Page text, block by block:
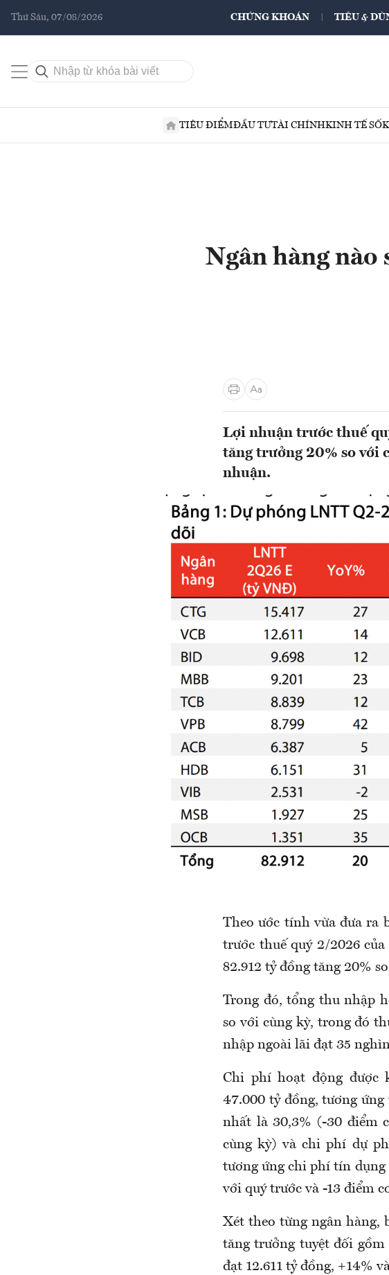
Thứ Sáu, 07/08/2026 CHỨNG KHOÁN TIÊU &
TIÊU ĐIỂMĐẦU TƯTÀI CHÍNHKINH TẾ SỐ
Ngân hàng
Lợi nhuận trước thuế
tăng trưởng 20% so với
nhuận.
Theo ước tính vừa đưa ra
trước thuế quý 2/2026
82.912 tỷ đồng tăng 20%
Trong đó, tổng thu nhập
so với cùng kỳ, trong đó
nhập ngoài lãi đạt 35
Chi phí hoạt động được
47.000 tỷ đồng, tương
nhất là 30,3% (-30 điểm
cùng kỳ) và chi phí dự
tương ứng chi phí tín dụng
với quý trước và -13 điểm
Xét theo từng ngân hàng,
tăng trưởng tuyệt đối gồm
đạt 12.611 tỷ đồng, +14%